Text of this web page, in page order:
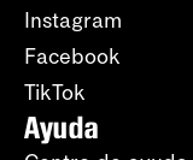
Instagram
Facebook
TikTok
Ayuda